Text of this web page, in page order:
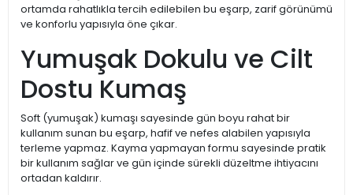
ortamda rahatlıkla tercih edilebilen bu eşarp, zarif görünümü
ve konforlu yapısıyla öne çıkar.
Yumuşak Dokulu ve Cilt
Dostu Kumaş
Soft (yumuşak) kumaşı sayesinde gün boyu rahat bir
kullanım sunan bu eşarp, hafif ve nefes alabilen yapısıyla
terleme yapmaz. Kayma yapmayan formu sayesinde pratik
bir kullanım sağlar ve gün içinde sürekli düzeltme ihtiyacını
ortadan kaldırır.